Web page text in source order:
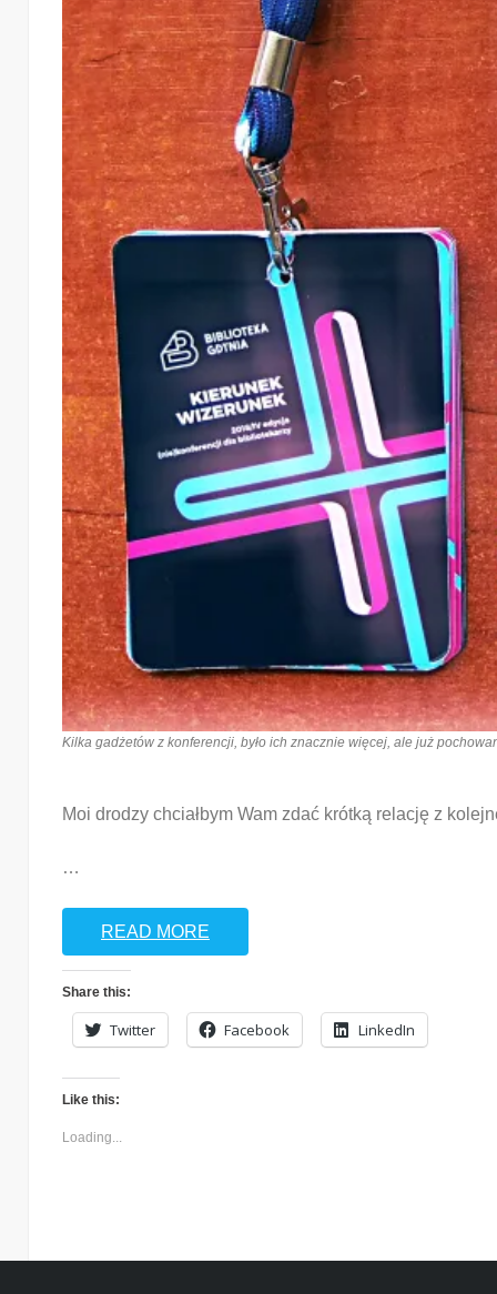
Kilka gadżetów z konferencji, było ich znacznie więcej, ale już
Moi drodzy chciałbym Wam zdać krótką relację z
…
READ MORE
Share this:
Twitter Facebook LinkedIn
Like this:
Loading...